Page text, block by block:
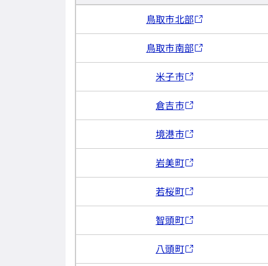
鳥取市北部
鳥取市南部
米子市
倉吉市
境港市
岩美町
若桜町
智頭町
八頭町